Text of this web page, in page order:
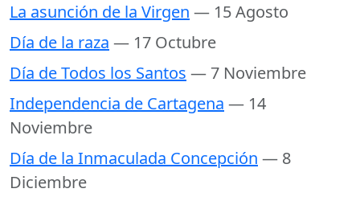
La asunción de la Virgen — 15 Agosto
Día de la raza — 17 Octubre
Día de Todos los Santos — 7 Noviembre
Independencia de Cartagena — 14
Noviembre
Día de la Inmaculada Concepción — 8
Diciembre